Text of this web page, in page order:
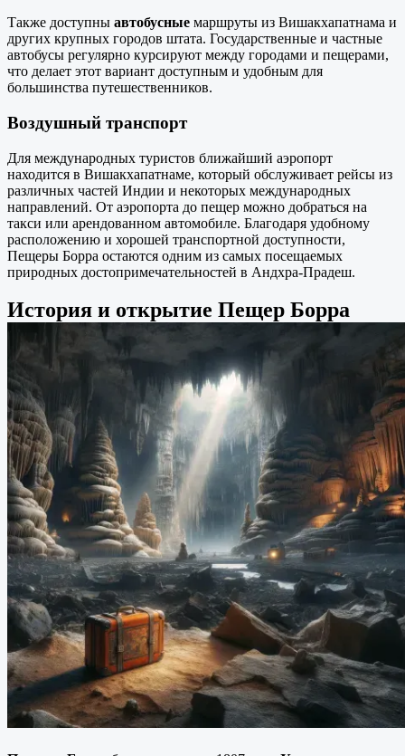
Также доступны автобусные маршруты из Вишакхапатнама и
других крупных городов штата. Государственные и частные
автобусы регулярно курсируют между городами и пещерами,
что делает этот вариант доступным и удобным для
большинства путешественников.
Воздушный транспорт
Для международных туристов ближайший аэропорт
находится в Вишакхапатнаме, который обслуживает рейсы из
различных частей Индии и некоторых международных
направлений. От аэропорта до пещер можно добраться на
такси или арендованном автомобиле. Благодаря удобному
расположению и хорошей транспортной доступности,
Пещеры Борра остаются одним из самых посещаемых
природных достопримечательностей в Андхра-Прадеш.
История и открытие Пещер Борра